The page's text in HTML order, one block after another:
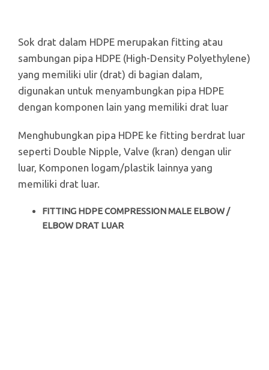
Sok drat dalam HDPE merupakan fitting atau
sambungan pipa HDPE (High-Density Polyethylene)
yang memiliki ulir (drat) di bagian dalam,
digunakan untuk menyambungkan pipa HDPE
dengan komponen lain yang memiliki drat luar
Menghubungkan pipa HDPE ke fitting berdrat luar
seperti Double Nipple, Valve (kran) dengan ulir
luar, Komponen logam/plastik lainnya yang
memiliki drat luar.
FITTING HDPE COMPRESSION MALE ELBOW /
ELBOW DRAT LUAR